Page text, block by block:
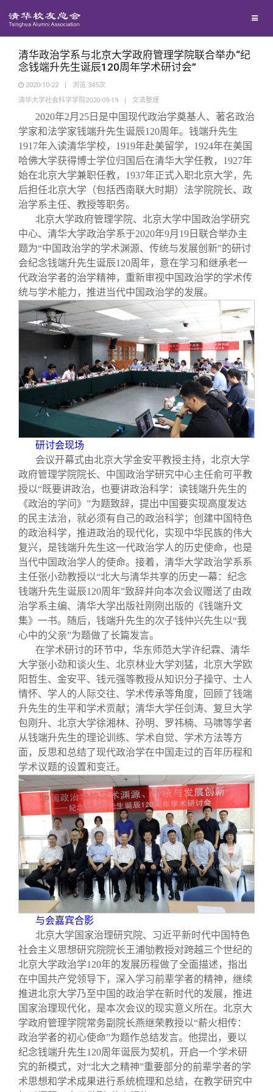
地区联络
年级联络
院系校友工作
专业委员会
兴趣群体
西南联大校友会
回馈母校
捐赠项目
捐赠新闻
捐赠纪事
捐赠方法
义工计划
媒体平台
《清华校友通讯》
《水木清华》
我要订阅
新媒体平台
百年清华
清华人物
清华故事
青春风采
校友文苑
校友讲坛
校友视界
校友服务
终身学习
信息化服务
三创大赛
实用信息
校友总会
总会简介
会长致辞
总会章程
理事会名单
制度法规
联系我们
关闭
清华政治学系与北京大学政府管理学院联合举办“纪
念钱端升先生诞辰120周年学术研讨会”
2020-10-22 | 浏览 345次
清华大学社会科学学院2020-09-19
| 文清整理
2020年2月25日是中国现代政治学奠基人、著名政治
学家和法学家钱端升先生诞辰120周年。钱端升先生
1917年入读清华学校，1919年赴美留学，1924年在美国
哈佛大学获得博士学位归国后在清华大学任教，1927年
始在北京大学兼职任教，1937年正式入职北京大学，先
后担任北京大学（包括西南联大时期）法学院院长、政
治学系主任、教授等职务。
北京大学政府管理学院、北京大学中国政治学研究
中心、清华大学政治学系于2020年9月19日联合举办主
题为“中国政治学的学术渊源、传统与发展创新”的研讨
会纪念钱端升先生诞辰120周年，意在学习和继承老一
代政治学者的治学精神，重新审视中国政治学的学术传
统与学术能力，推进当代中国政治学的发展。
研讨会现场
会议开幕式由北京大学金安平教授主持，北京大学
政府管理学院院长、中国政治学研究中心主任俞可平教
授以“既要讲政治，也要讲政治科学：读钱端升先生的
《政治的学问》”为题致辞，提出中国要实现高度发达
的民主法治，就必须有自己的政治科学；创建中国特色
的政治科学，推进政治的现代化，实现中华民族的伟大
复兴，是钱端升先生这一代政治学人的历史使命，也是
当代中国政治学人的使命。接着，清华大学政治学系系
主任张小劲教授以“北大与清华共享的历史一幕：纪念
钱端升先生诞辰120周年”致辞并向本次会议赠送了由政
治学系主编、清华大学出版社刚刚出版的《钱端升文
集》一书。随后，钱端升先生的次子钱仲兴先生以“我
心中的父亲”为题做了长篇发言。
在学术研讨的环节中，华东师范大学许纪霖、清华
大学张小劲和谈火生、北京林业大学刘猛，北京大学欧
阳哲生、金安平、钱元强等教授从知识分子操守、士人
情怀、学人的人际交往、学术传承等角度，回顾了钱端
升先生的生平和学术贡献；清华大学任剑涛、复旦大学
包刚升、北京大学徐湘林、孙明、罗祎楠、马啸等学者
从钱端升先生的理论训练、学术自觉、学术方法等方
面，反思和总结了现代政治学在中国走过的百年历程和
学术议题的设置和变迁。
与会嘉宾合影
北京大学国家治理研究院、习近平新时代中国特色
社会主义思想研究院院长王浦劬教授对跨越三个世纪的
北京大学政治学120年的发展历程做了全面描述，指出
在中国共产党领导下，深入学习前辈学者的精神，继续
推进北京大学乃至中国的政治学在新时代的发展，推进
国家治理现代化，是本次会议的现实意义所在。北京大
学政府管理学院常务副院长燕继荣教授以“薪火相传：
政治学者的初心使命”为题作总结发言。他提出，要以
纪念钱端升先生120周年诞辰为契机，开启一个学术研
究的新模式，对“北大之精神”重要部分的前辈学者的学
术思想和学术成果进行系统梳理和总结，在教学研究中